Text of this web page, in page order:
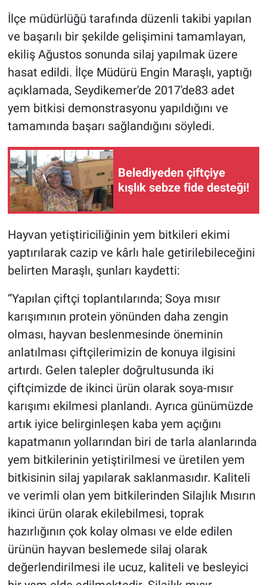
İlçe müdürlüğü tarafında düzenli takibi yapılan
ve başarılı bir şekilde gelişimini tamamlayan,
ekiliş Ağustos sonunda silaj yapılmak üzere
hasat edildi. İlçe Müdürü Engin Maraşlı, yaptığı
açıklamada, Seydikemer'de 2017'de83 adet
yem bitkisi demonstrasyonu yapıldığını ve
tamamında başarı sağlandığını söyledi.
Belediyeden çiftçiye
kışlık sebze fide desteği!
Hayvan yetiştiriciliğinin yem bitkileri ekimi
yaptırılarak cazip ve kârlı hale getirilebileceğini
belirten Maraşlı, şunları kaydetti:
“Yapılan çiftçi toplantılarında; Soya mısır
karışımının protein yönünden daha zengin
olması, hayvan beslenmesinde öneminin
anlatılması çiftçilerimizin de konuya ilgisini
artırdı. Gelen talepler doğrultusunda iki
çiftçimizde de ikinci ürün olarak soya-mısır
karışımı ekilmesi planlandı. Ayrıca günümüzde
artık iyice belirginleşen kaba yem açığını
kapatmanın yollarından biri de tarla alanlarında
yem bitkilerinin yetiştirilmesi ve üretilen yem
bitkisinin silaj yapılarak saklanmasıdır. Kaliteli
ve verimli olan yem bitkilerinden Silajlık Mısırın
ikinci ürün olarak ekilebilmesi, toprak
hazırlığının çok kolay olması ve elde edilen
ürünün hayvan beslemede silaj olarak
değerlendirilmesi ile ucuz, kaliteli ve besleyici